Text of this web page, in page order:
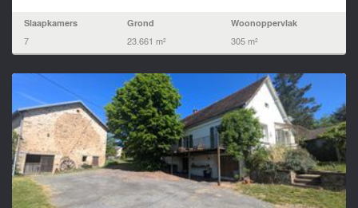
Slaapkamers
7
Grond
23.661 m²
Woonoppervlak
305 m²